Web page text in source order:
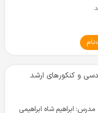
و کنکورهای ارشد
مدرس: ابراهیم شاه ابراهیمی